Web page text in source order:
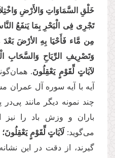
خَلْقِ السَّمَاوَاتِ وَالأَرْضِ
تَجْرِی فِی الْبَحْرِ بِمَا یَنفَعُ
مِن مَّاء فَأَحْیَا بِهِ الأرْضَ
وَتَصْرِیفِ الرِّیَاحِ وَالسَّحَابِ
لآیَاتٍ لِّقَوْمٍ یَعْقِلُونَ.
آیه با آیه سوره آل عمران
چند نمونه دیگر مانند
باران و وزش باد را
می‌گوید: لَآیَاتٍ لِّقَوْمٍ یَعْقِلُونَ؛
گیرند، از دقت در این